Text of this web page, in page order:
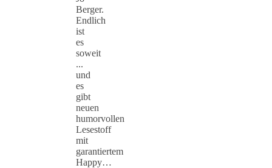
Berger.
Endlich
ist
es
soweit
...
und
es
gibt
neuen
humorvollen
Lesestoff
mit
garantiertem
Happy…